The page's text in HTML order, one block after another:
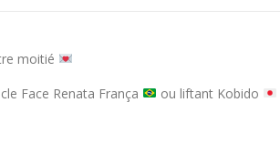
moitié
Face Renata França ou liftant Kobido